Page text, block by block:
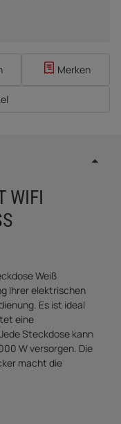
Merken
WIFI
Weiß
Ihrer elektrischen
Es ist ideal
eine
Steckdose kann
W versorgen. Die
macht die